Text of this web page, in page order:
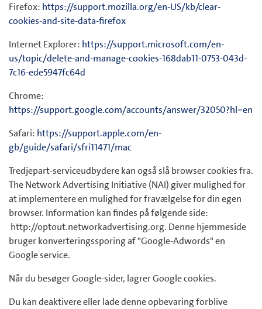
Firefox: https://support.mozilla.org/en-US/kb/clear-
cookies-and-site-data-firefox
Internet Explorer: https://support.microsoft.com/en-
us/topic/delete-and-manage-cookies-168dab11-0753-043d-
7c16-ede5947fc64d
Chrome:
https://support.google.com/accounts/answer/32050?hl=en
Safari: https://support.apple.com/en-
gb/guide/safari/sfri11471/mac
Tredjepart-serviceudbydere kan også slå browser cookies fra.
The Network Advertising Initiative (NAI) giver mulighed for
at implementere en mulighed for fravælgelse for din egen
browser. Information kan findes på følgende side:
http://optout.networkadvertising.org. Denne hjemmeside
bruger konverteringssporing af "Google-Adwords" en
Google service.
Når du besøger Google-sider, lagrer Google cookies.
Du kan deaktivere eller lade denne opbevaring forblive